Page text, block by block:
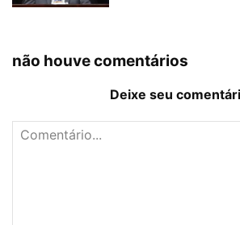
não houve comentários
Deixe seu